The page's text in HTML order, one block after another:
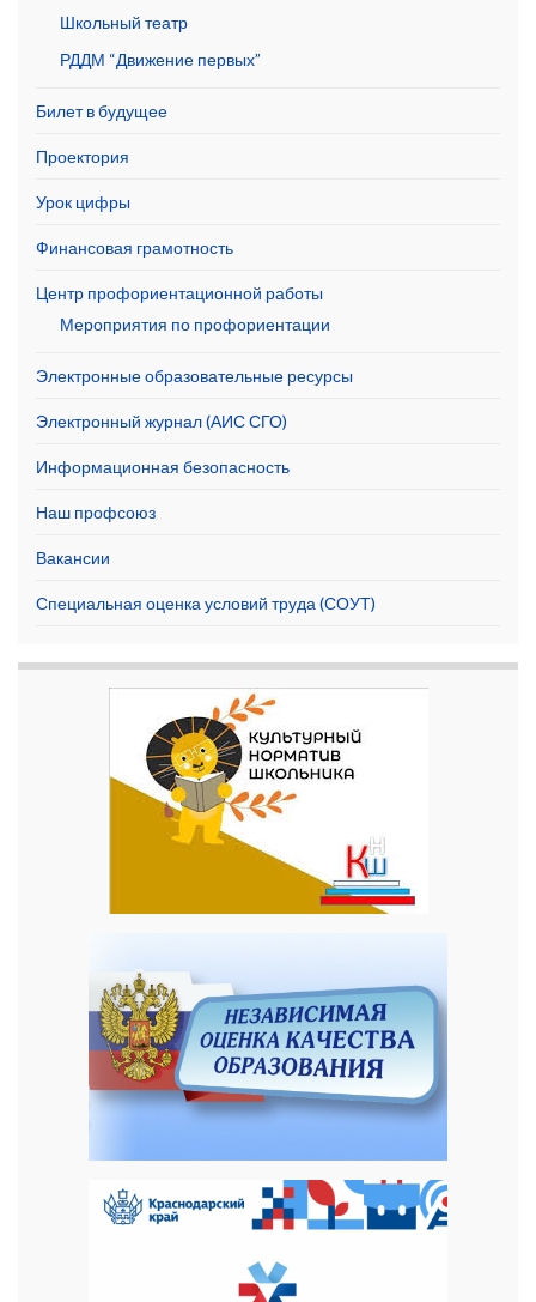
Школьный театр
РДДМ “Движение первых”
Билет в будущее
Проектория
Урок цифры
Финансовая грамотность
Центр профориентационной работы
Мероприятия по профориентации
Электронные образовательные ресурсы
Электронный журнал (АИС СГО)
Информационная безопасность
Наш профсоюз
Вакансии
Специальная оценка условий труда (СОУТ)